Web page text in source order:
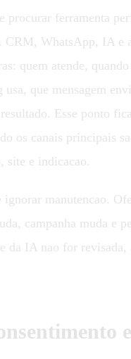
procurar ferramenta
CRM, WhatsApp, IA e
quem atende,
usa, que mensagem
Esse ponto
os canais principais
site e indicacao.
ignorar manutencao.
campanha muda e
da IA nao for revisada,
e